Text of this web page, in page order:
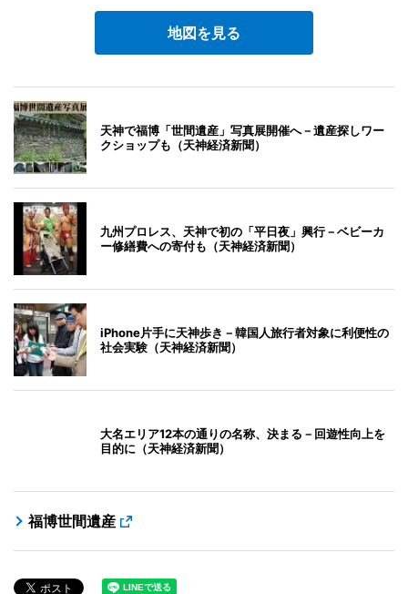
地図を見る
天神で福博「世間遺産」写真展開催へ－遺産探しワー
クショップも（天神経済新聞）
九州プロレス、天神で初の「平日夜」興行－ベビーカ
ー修繕費への寄付も（天神経済新聞）
iPhone片手に天神歩き－韓国人旅行者対象に利便性の
社会実験（天神経済新聞）
大名エリア12本の通りの名称、決まる－回遊性向上を
目的に（天神経済新聞）
福博世間遺産